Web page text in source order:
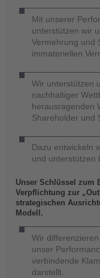
Mit unserer
unterstützen wir
Vermehrung und
immateriellen
Wir unterstützen
nachhaltiger
herausragenden
Shareholder und
Dazu entwickeln
und unterstützen
Unser Schlüssel zum
Verpflichtung zur
strategischen
Modell.
Wir
unser
verbindende
darstellt.